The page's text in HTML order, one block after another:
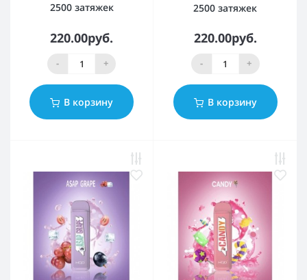
2500 затяжек
220.00руб.
- +
В корзину
2500 затяжек
220.00руб.
- +
В корзину